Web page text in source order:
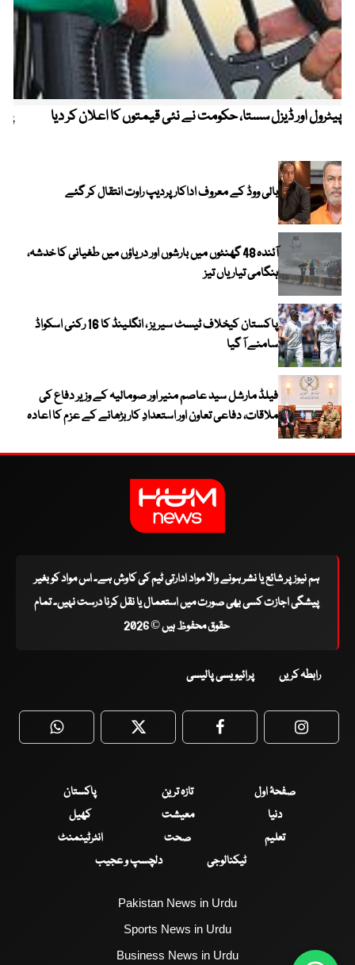
پیٹرول اور ڈیزل سستا، حکومت نے نئی قیمتوں کا اعلان کر دیا
بالی ووڈ کے معروف اداکار پردیپ راوت انتقال کر گئے
آئندہ 48 گھنٹوں میں بارشوں اور دریاؤں میں طغیانی کا خدشہ،
ہنگامی تیاریاں تیز
پاکستان کیخلاف ٹیسٹ سیریز ، انگلینڈ کا 16 رکنی اسکواڈ
سامنے آ گیا
فیلڈ مارشل سید عاصم منیر اور صومالیہ کے وزیر دفاع کی
ملاقات، دفاعی تعاون اور استعدادِ کار بڑھانے کے عزم کا اعادہ
ہم نیوز پر شائع یا نشر ہونے والا مواد ادارتی ٹیم کی کاوش ہے۔ اس مواد کو بغیر
پیشگی اجازت کسی بھی صورت میں استعمال یا نقل کرنا درست نہیں۔ تمام
حقوق محفوظ ہیں © 2026
رابطہ کریں پرائیویسی پالیسی
WhatsApp Twitter Facebook
صفحۂ اول تازہ ترین
پاکستان
دنیا
معیشت
کھیل
تعلیم
صحت
انٹرٹینمنٹ
ٹیکنالوجی
دلچسپ و عجیب
Pakistan News in Urdu
Sports News in Urdu
Business News in Urdu